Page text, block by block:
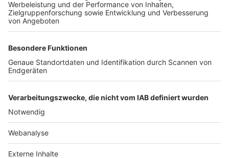
TOP-PARTNER
Nutzungsbedingungen Datenschutz Impressum